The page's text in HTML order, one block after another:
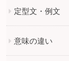
定型文・例文
意味の違い